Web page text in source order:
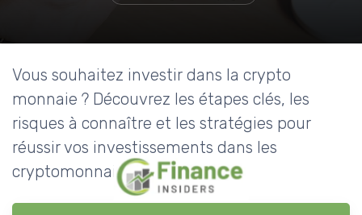
Vous souhaitez investir dans la crypto
monnaie ? Découvrez les étapes clés, les
risques à connaître et les stratégies pour
réussir vos investissements dans les
cryptomonnaies.